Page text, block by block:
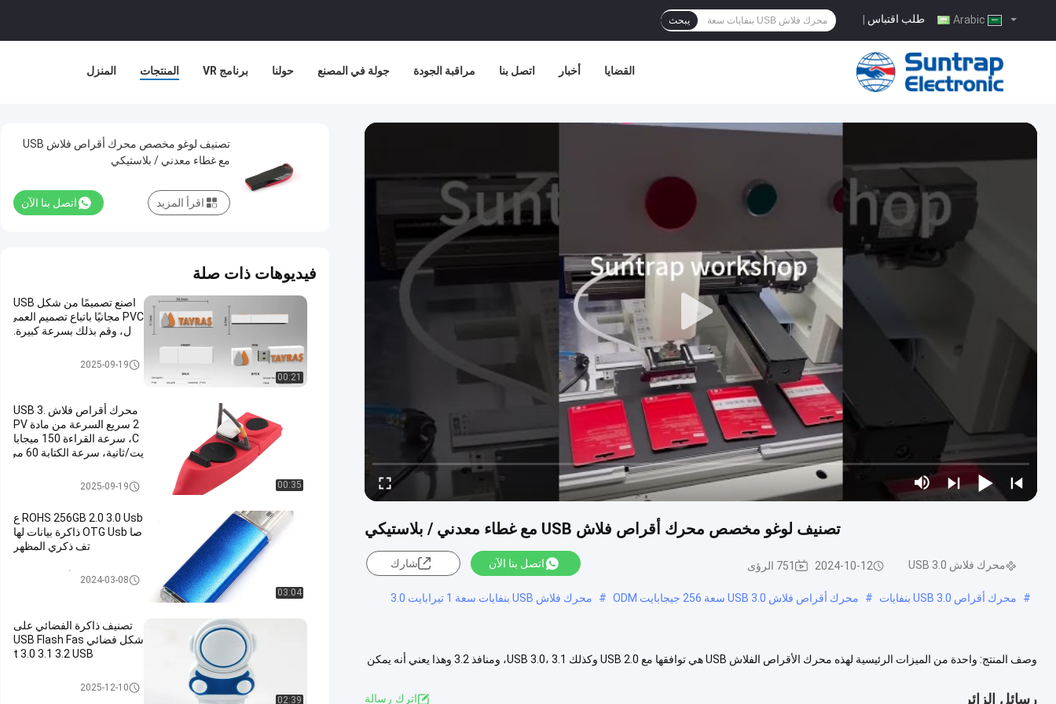
طلب اقتباس يبحث
المنزل المنتجات برنامج VR حولنا جولة في المصنع مراقبة الجودة اتصل بنا أخبار القضايا
تصنيف لوغو مخصص محرك أقراص فلاش USB مع غطاء معدني / بلاستيكي
محرك فلاش USB 3.0 2024-10-12 751 الرؤى اتصل بنا الآن شارك
# محرك أقراص USB 3.0 بنفايات # محرك أقراص فلاش USB 3.0 سعة 256 جيجابايت ODM # محرك فلاش USB بنفايات سعة 1 تيرابايت 3.0
وصف المنتج: واحدة من الميزات الرئيسية لهذه محرك الأقراص الفلاش USB هي توافقها مع USB 2.0 وكذلك USB 3.0، 3.1، ومنافذ 3.2 وهذا يعني أنه يمكن
رسائل الزائر اترك رسالة
تصنيف لوغو مخصص محرك أقراص فلاش USB
مع غطاء معدني / بلاستيكي
اتصل بنا الآن اقرأ المزيد
فيديوهات ذات صلة
00:21
اصنع تصميمًا من شكل USB
PVC مجانيًا باتباع تصميم العمي
ل، وقم بذلك بسرعة كبيرة.
محرك فلاش USB 3.02025-09-19
00:35
محرك أقراص فلاش USB 3.
2 سريع السرعة من مادة PV
C، سرعة القراءة 150 ميجابا
يت/ثانية، سرعة الكتابة 60 مي
محرك فلاش USB 3.02025-09-19
03:04
ROHS 256GB 2.0 3.0 Usb ع
صا OTG Usb ذاكرة بيانات لها
تف ذكري المظهر
2024-03-08
02:39
تصنيف ذاكرة الفضائي على
شكل فضائي USB Flash Fas
t 3.0 3.1 3.2 USB
محرك فلاش USB 3.02025-12-10